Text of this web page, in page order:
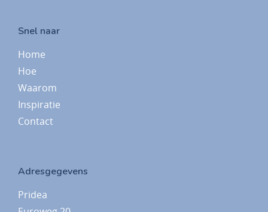
Snel naar
Home
Hoe
Waarom
Inspiratie
Contact
Adresgegevens
Pridea